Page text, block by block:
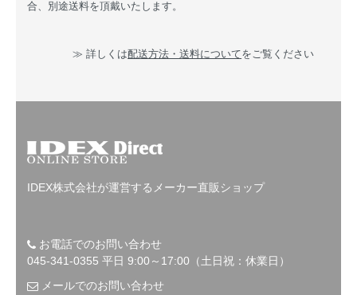
合、別途送料を頂戴いたします。
≫ 詳しくは配送方法・送料についてをご覧ください
IDEX株式会社が運営するメーカー直販ショップ
お電話でのお問い合わせ
045-341-0355 平日 9:00～17:00（土日祝：休業日）
メールでのお問い合わせ